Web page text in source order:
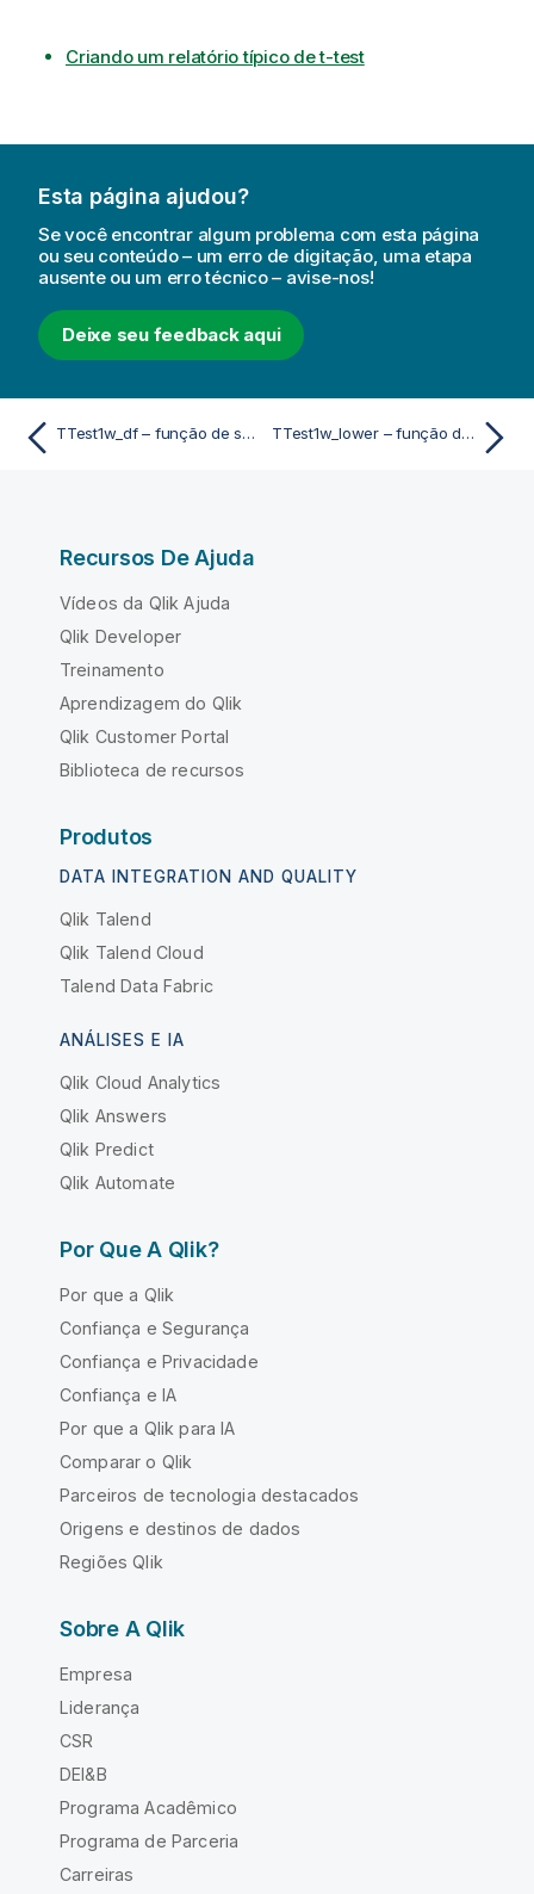
Criando um relatório típico de t-test
Esta página ajudou?
Se você encontrar algum problema com esta página
ou seu conteúdo – um erro de digitação, uma etapa
ausente ou um erro técnico – avise-nos!
Deixe seu feedback aqui
TTest1w_df – função de script e gráfico TTest1w_lower – função de script e gráfico
Recursos De Ajuda
Vídeos da Qlik Ajuda
Qlik Developer
Treinamento
Aprendizagem do Qlik
Qlik Customer Portal
Biblioteca de recursos
Produtos
DATA INTEGRATION AND QUALITY
Qlik Talend
Qlik Talend Cloud
Talend Data Fabric
ANÁLISES E IA
Qlik Cloud Analytics
Qlik Answers
Qlik Predict
Qlik Automate
Por Que A Qlik?
Por que a Qlik
Confiança e Segurança
Confiança e Privacidade
Confiança e IA
Por que a Qlik para IA
Comparar o Qlik
Parceiros de tecnologia destacados
Origens e destinos de dados
Regiões Qlik
Sobre A Qlik
Empresa
Liderança
CSR
DEI&B
Programa Acadêmico
Programa de Parceria
Carreiras